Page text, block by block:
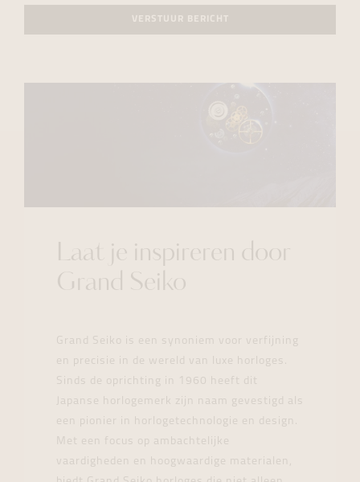
VERSTUUR BERICHT
Laat je inspireren door
Grand Seiko
Grand Seiko is een synoniem voor verfijning
en precisie in de wereld van luxe horloges.
Sinds de oprichting in 1960 heeft dit
Japanse horlogemerk zijn naam gevestigd als
een pionier in horlogetechnologie en design.
Met een focus op ambachtelijke
vaardigheden en hoogwaardige materialen,